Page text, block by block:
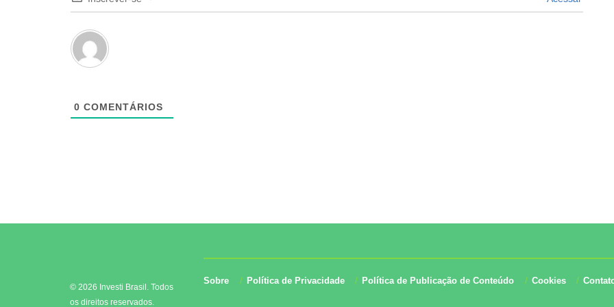
0 COMENTÁRIOS
© 2026 Investi Brasil. Todos
os direitos reservados.
Sobre Política de Privacidade Política de Publicação de Conteúdo Cookies